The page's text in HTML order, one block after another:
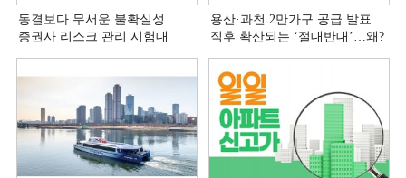
동결보다 무서운 불확실성…
증권사 리스크 관리 시험대
용산·과천 2만가구 공급 발표
직후 확산되는 ‘절대반대’…왜?